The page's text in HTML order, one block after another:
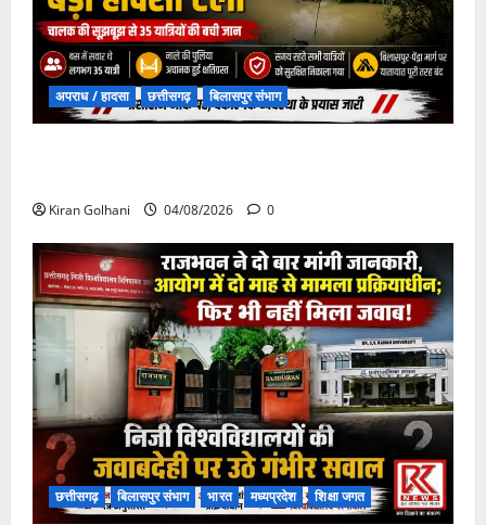
अपराध / हादसा छत्तीसगढ़ बिलासपुर संभाग
Kiran Golhani 04/08/2026 0
छत्तीसगढ़ बिलासपुर संभाग भारत मध्यप्रदेश शिक्षा जगत